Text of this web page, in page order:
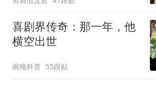
喜剧界传奇：那一年，他
横空出世
碗晚科普 55跟贴